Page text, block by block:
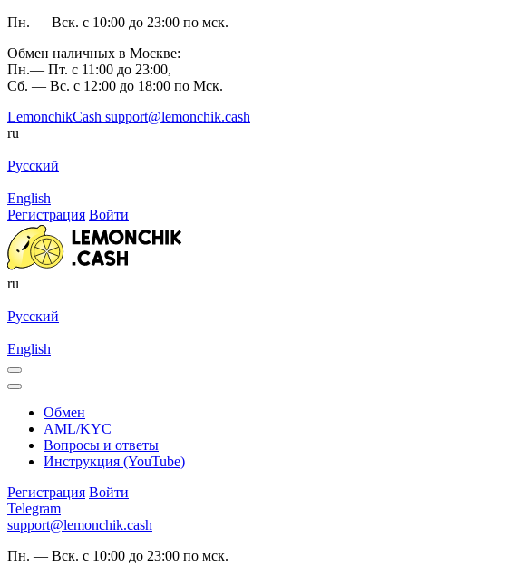
Пн. — Вск. с 10:00 до 23:00 по мск.
Обмен наличных в Москве:
Пн.— Пт. с 11:00 до 23:00,
Сб. — Вс. с 12:00 до 18:00 по Мск.
LemonchikCash support@lemonchik.cash
ru
Русский
English
Регистрация Войти
ru
Русский
English
Обмен
AML/KYC
Вопросы и ответы
Инструкция (YouTube)
Регистрация Войти
Telegram
support@lemonchik.cash
Пн. — Вск. с 10:00 до 23:00 по мск.